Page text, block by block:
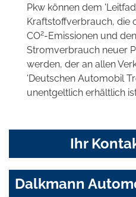
Pkw können dem
Kraftstoffverbrauch, die
CO2-Emissionen und
Stromverbrauch neuer
werden, der an allen
'Deutschen Automobil
unentgeltlich erhältlich
Ihr
Dalkmann